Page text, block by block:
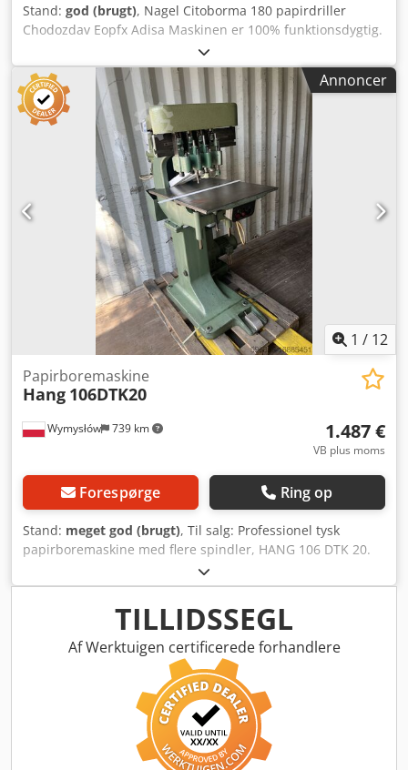
Stand: god (brugt), Nagel Citoborma 180 papirdriller
Chodozdav Eopfx Adisa Maskinen er 100% funktionsdygtig.
Dette er den nyeste model. Borebordet kan justeres i alle
retninger (sider, frem/tilbage). Den har anslag til indstilling
af boreafstand. Det monterede bord er en forstørret
version. Derudover har boremaskinen automatisk
bordsikring, der frigives efter hver cyklus. Meget god
stand. Solid konstruktion – vægt 65 kg. 230V
strømforsyning Ét borehoved. Borediameter 2-20 mm.
Stakhøjde 60 mm. Maskinen er serviceret. Inkluderer bor
og værktøj, ny skærestav og brugsanvisning.
Annoncer
1 / 12
Wymysłów 739 km
Papirboremaskine
Hang 106DTK20
1.487 €
VB plus moms
Forespørge Ring op
Stand: meget god (brugt), Til salg: Professionel tysk
papirboremaskine med flere spindler, HANG 106 DTK 20.
Industriel kvalitet, ideel til bogbinderier, trykkerier eller
produktion af ringbind og kalendere. Model: HANG 106
DTK 20 Producent: Constantin Hang Maschinenfabrik
Göppingen Chedpfeudl Anjx Adioa Antal spindler: 4
Borediametre: • Karton/papir: op til 3,0 mm •
Materialeprøver: 2,5 mm / 6,0 mm / 12,0 mm Drivsystem:
Motor med gear PRYM Getriebebau, 50/60 Hz Robust
støbejernskonstruktion Justerbart arbejdsbord Maskinen
er komplet og klar til brug Teknisk stand: Meget god. Brugt,
men velholdt, uden slør, med originale typeskilte og
arbejdsdokumentation.
TILLIDSSEGL
Af Werktuigen certificerede forhandlere